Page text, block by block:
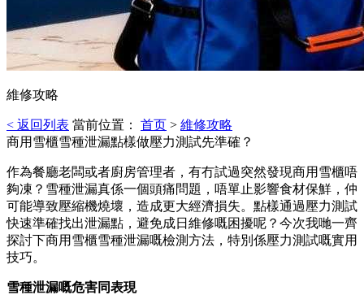
維修攻略
< 返回列表 當前位置： 首页 > 維修攻略
商用雪櫃雪種泄漏點樣做壓力測試先準確？
作為餐廳老闆或者廚房管理者，有冇試過突然發現商用雪櫃唔
夠凍？雪種泄漏真係一個頭痛問題，唔單止影響食材保鮮，仲
可能導致壓縮機燒壞，造成更大經濟損失。點樣通過壓力測試
快速準確找出泄漏點，避免成日維修嘅困擾呢？今次我哋一齊
探討下商用雪櫃雪種泄漏嘅檢測方法，特別係壓力測試嘅實用
技巧。
雪種泄漏嘅危害同表現